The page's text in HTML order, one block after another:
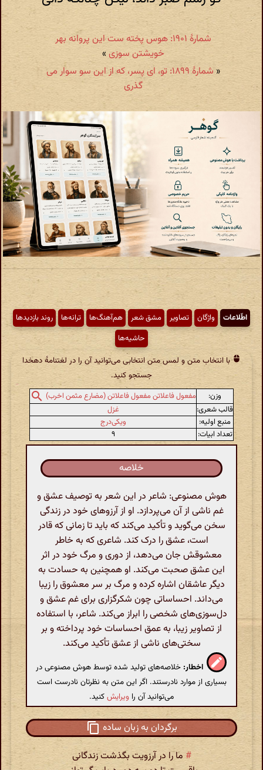
شمارهٔ ۱۹۰۱: هوس پخته ست این پروانه بهر
خویشتن سوزی »
«
شمارهٔ ۱۸۹۹: تو، ای پسر، که از این سو سوار می
گذری
اطّلاعات واژگان تصاویر مشق شعر هم‌آهنگ‌ها ترانه‌ها
روند بازدیدها
حاشیه‌ها
با انتخاب متن و لمس متن انتخابی می‌توانید آن را در لغتنامهٔ دهخدا
جستجو کنید.
وزن:
مفعول فاعلاتن مفعول فاعلاتن (مضارع مثمن اخرب)
قالب شعری:
غزل
منبع اولیه:
ویکی‌درج
تعداد ابیات:
۹
خلاصه
هوش مصنوعی: شاعر در این شعر به توصیف عشق و
غم ناشی از آن می‌پردازد. او از آرزوهای خود در زندگی
سخن می‌گوید و تأکید می‌کند که باید تا زمانی که قادر
است، عشق را درک کند. شاعری که به خاطر
معشوقش جان می‌دهد، از دوری و مرگ خود در اثر
این عشق صحبت می‌کند. او همچنین به حسادت به
دیگر عاشقان اشاره کرده و مرگ بر سر معشوق را زیبا
می‌داند. احساساتی چون شکرگزاری برای غم عشق و
دل‌سوزی‌های شخصی را ابراز می‌کند. شاعر، با استفاده
از تصاویر زیبا، به عمق احساسات خود پرداخته و بر
سختی‌های ناشی از عشق تأکید می‌کند.
اخطار: خلاصه‌های تولید شده توسط هوش مصنوعی در
بسیاری از موارد نادرستند. اگر این متن به نظرتان نادرست است
می‌توانید آن را ویرایشکنید.
برگردان به زبان ساده
# ما را در آرزویت بگذشت زندگانی